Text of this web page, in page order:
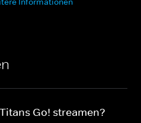
Go! streamen?